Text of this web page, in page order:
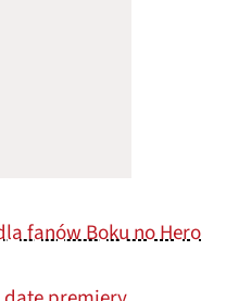
fanów Boku no Hero